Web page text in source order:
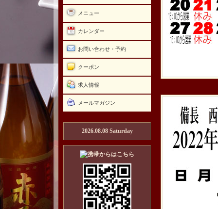
メニュー
カレンダー
お問い合わせ・予約
クーポン
求人情報
メールマガジン
2026.08.08 Saturday